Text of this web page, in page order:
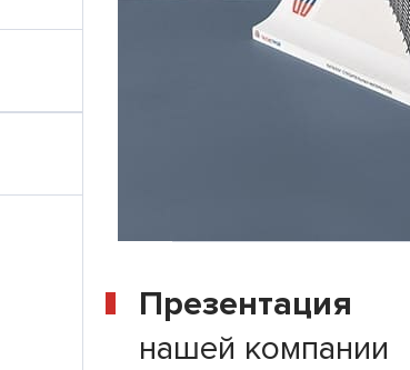
Презентация
нашей компании